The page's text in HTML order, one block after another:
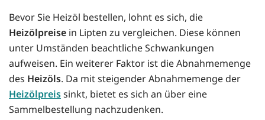
Bevor Sie Heizöl bestellen, lohnt es sich, die
Heizölpreise in Lipten zu vergleichen. Diese können
unter Umständen beachtliche Schwankungen
aufweisen. Ein weiterer Faktor ist die Abnahmemenge
des Heizöls. Da mit steigender Abnahmemenge der
Heizölpreissinkt, bietet es sich an über eine
Sammelbestellung nachzudenken.